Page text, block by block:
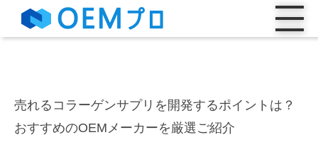
売れるコラーゲンサプリを開発するポイントは？
おすすめのOEMメーカーを厳選ご紹介